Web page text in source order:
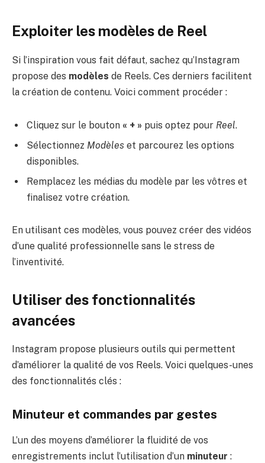
Exploiter les modèles de Reel
Si l’inspiration vous fait défaut, sachez qu’Instagram
propose des modèles de Reels. Ces derniers facilitent
la création de contenu. Voici comment procéder :
Cliquez sur le bouton « + » puis optez pour Reel.
Sélectionnez Modèles et parcourez les options
disponibles.
Remplacez les médias du modèle par les vôtres et
finalisez votre création.
En utilisant ces modèles, vous pouvez créer des vidéos
d’une qualité professionnelle sans le stress de
l’inventivité.
Utiliser des fonctionnalités
avancées
Instagram propose plusieurs outils qui permettent
d’améliorer la qualité de vos Reels. Voici quelques-unes
des fonctionnalités clés :
Minuteur et commandes par gestes
L’un des moyens d’améliorer la fluidité de vos
enregistrements inclut l’utilisation d’un minuteur :